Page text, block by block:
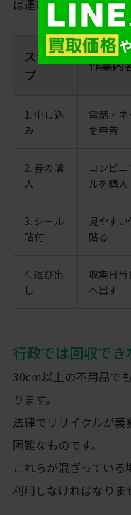
ば運び出し支援を受け
ステッ
プ
作業内
1. 申し込
み
電話・
を申告
2. 券の購
入
コンビ
ルを購入
3. シール
貼付
見やす
貼る
4. 運び出
し
収集日
へ出す
行政では回収で
30cm以上の不用品で
ります。
法律でリサイクルが
困難なものです。
これらが混ざってい
利用しなければなりま